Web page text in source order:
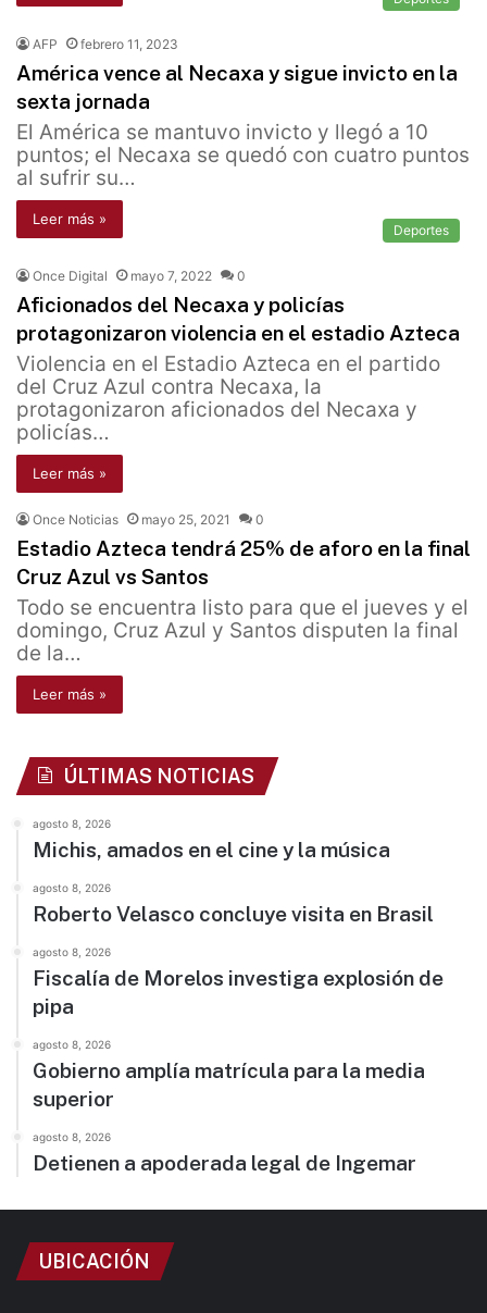
AFP febrero 11, 2023
América vence al Necaxa y sigue invicto en la
sexta jornada
El América se mantuvo invicto y llegó a 10
puntos; el Necaxa se quedó con cuatro puntos
al sufrir su…
Leer más »
Deportes
Once Digital mayo 7, 2022 0
Aficionados del Necaxa y policías
protagonizaron violencia en el estadio Azteca
Violencia en el Estadio Azteca en el partido
del Cruz Azul contra Necaxa, la
protagonizaron aficionados del Necaxa y
policías…
Leer más »
Once Noticias mayo 25, 2021 0
Estadio Azteca tendrá 25% de aforo en la final
Cruz Azul vs Santos
Todo se encuentra listo para que el jueves y el
domingo, Cruz Azul y Santos disputen la final
de la…
Leer más »
ÚLTIMAS NOTICIAS
agosto 8, 2026
Michis, amados en el cine y la música
agosto 8, 2026
Roberto Velasco concluye visita en Brasil
agosto 8, 2026
Fiscalía de Morelos investiga explosión de
pipa
agosto 8, 2026
Gobierno amplía matrícula para la media
superior
agosto 8, 2026
Detienen a apoderada legal de Ingemar
UBICACIÓN